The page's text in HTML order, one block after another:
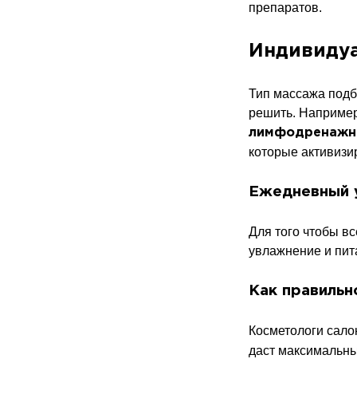
препаратов.
Тип массажа
решить.
которые
Ежедневный
Для того чтобы
увлажнение и
Как
Косметологи
даст